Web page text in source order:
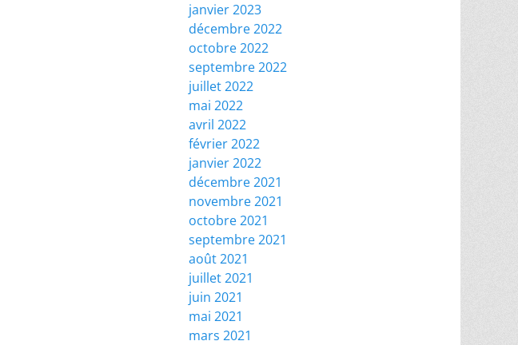
janvier 2023
décembre 2022
octobre 2022
septembre 2022
juillet 2022
mai 2022
avril 2022
février 2022
janvier 2022
décembre 2021
novembre 2021
octobre 2021
septembre 2021
août 2021
juillet 2021
juin 2021
mai 2021
mars 2021